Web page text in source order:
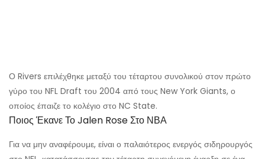
Ο Rivers επιλέχθηκε μεταξύ του τέταρτου συνολικού στον πρώτο
γύρο του NFL Draft του 2004 από τους New York Giants, ο
οποίος έπαιζε το κολέγιο στο NC State.
Ποιος Έκανε Το Jalen Rose Στο ΝΒΑ
Για να μην αναφέρουμε, είναι ο παλαιότερος ενεργός σιδηρουργός